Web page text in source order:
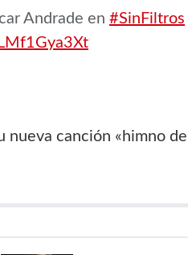
Andrade en #SinFiltros
canción «himno del